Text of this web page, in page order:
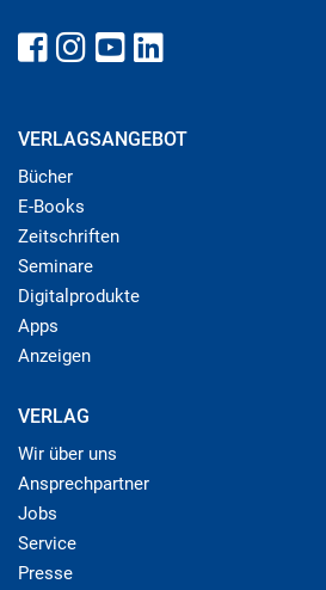
VERLAGSANGEBOT
Bücher
E-Books
Zeitschriften
Seminare
Digitalprodukte
Apps
Anzeigen
VERLAG
Wir über uns
Ansprechpartner
Jobs
Service
Presse